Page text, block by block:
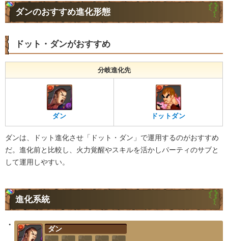
ダンのおすすめ進化形態
ドット・ダンがおすすめ
分岐進化先
ダン ドットダン
ダンは、ドット進化させ「ドット・ダン」で運用するのがおすすめ
だ。進化前と比較し、火力覚醒やスキルを活かしパーティのサブと
して運用しやすい。
進化系統
ダン